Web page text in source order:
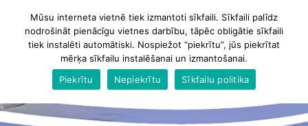
Mūsu interneta vietnē tiek izmantoti sīkfaili. Sīkfaili palīdz
nodrošināt pienācīgu vietnes darbību, tāpēc obligātie sīkfaili
tiek instalēti automātiski. Nospiežot “piekrītu”, jūs piekrītat
mērķa sīkfailu instalēšanai un izmantošanai.
Piekrītu
Nepiekrītu Sīkfailu politika